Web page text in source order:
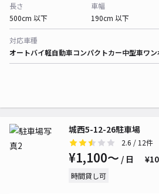
長さ
500cm 以下
車幅
190cm 以下
対応車種
オートバイ軽自動車コンパクトカー中型車ワン
城西5-12-26駐車場
2.6 / 12件
¥1,100〜 / 日
時間貸し可